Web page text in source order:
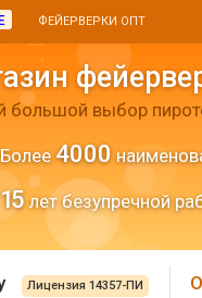
ФЕЙЕРВЕРКИ ОПТ
большой выбор
Более 4000
15 лет безупречной
Лицензия 14357-ПИ